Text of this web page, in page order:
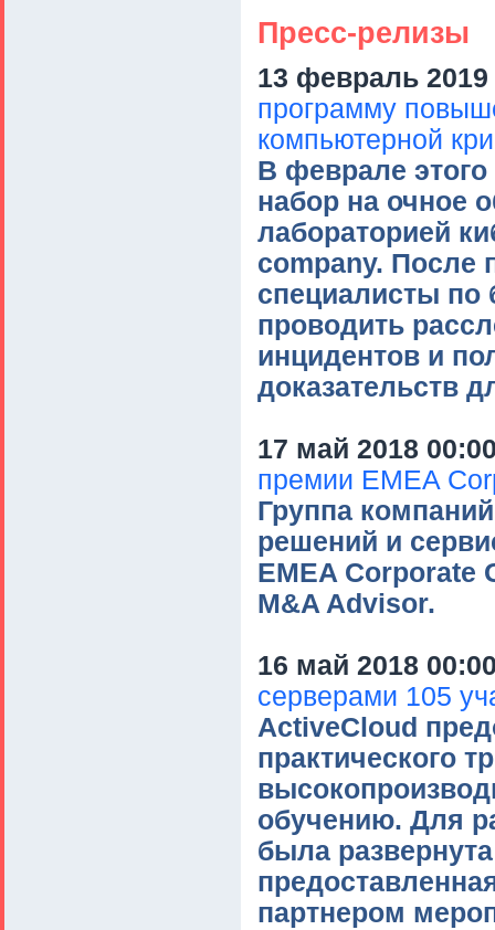
Пресс-релизы
13 февраль 2019
программу
компьютерной
В феврале
набор на очное
лабораторией
company. После
специалисты по
проводить
инцидентов и
доказательств
17 май 2018
премии EMEA
Группа
решений и
EMEA Corporate
M&A Advisor.
16 май 2018
серверами 105
ActiveCloud
практического
обучению. Для
была
партнером